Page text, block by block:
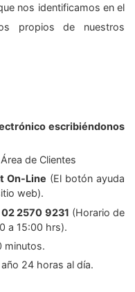
nos identificamos en el
propios de nuestros
escribiéndonos
de Clientes
On-Line (El botón ayuda
web).
02 2570 9231 (Horario de
a 15:00 hrs).
minutos.
24 horas al día.